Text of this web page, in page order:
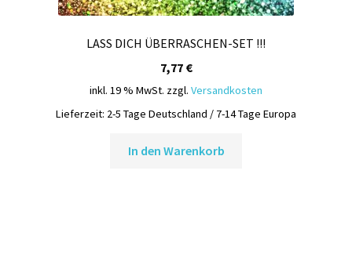
LASS DICH ÜBERRASCHEN-SET !!!
7,77 €
inkl. 19 % MwSt. zzgl. Versandkosten
Lieferzeit: 2-5 Tage Deutschland / 7-14 Tage Europa
In den Warenkorb